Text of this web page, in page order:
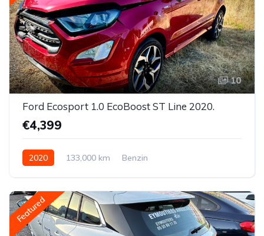
10
Ford Ecosport 1.0 EcoBoost ST Line 2020.
€4,399
2020 133,000 km Benzin
Featured